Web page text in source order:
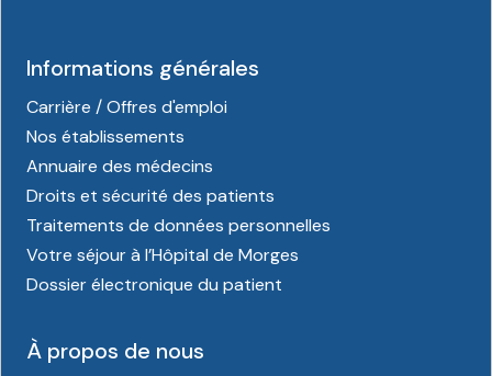
Informations générales
Carrière / Offres d'emploi
Nos établissements
Annuaire des médecins
Droits et sécurité des patients
Traitements de données personnelles
Votre séjour à l’Hôpital de Morges
Dossier électronique du patient
À propos de nous